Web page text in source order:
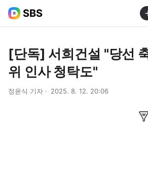
SBS
[단독] 서희건설 "당선
위 인사 청탁도"
정윤식 기자 2025. 8. 12. 20:06